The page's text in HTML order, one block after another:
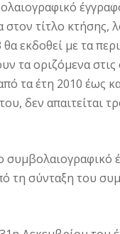
τίτλο κτήσης,
εκδοθεί με τα
τα οριζόμενα
τα έτη 2010 έως
δεν
τη σύνταξη του